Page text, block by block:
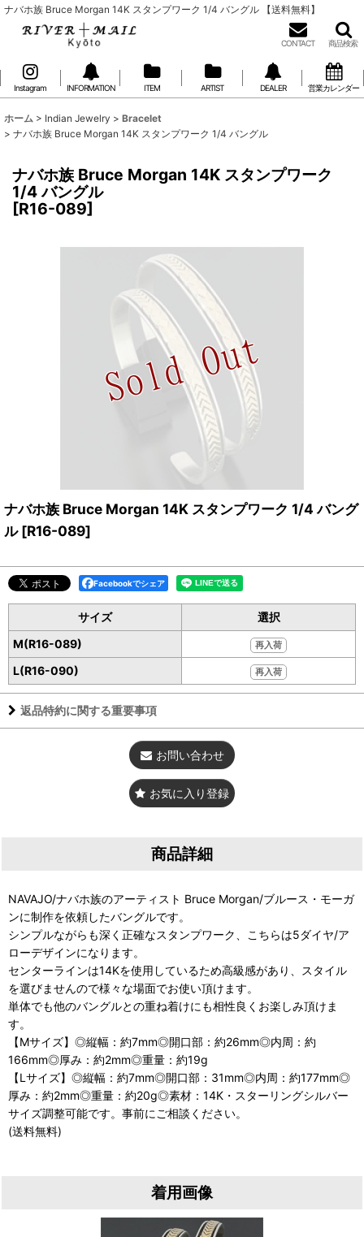
ナバホ族 Bruce Morgan 14K スタンプワーク 1/4 バングル 【送料無料】
CONTACT 商品検索
Instagram INFORMATION ITEM ARTIST DEALER 営業カレンダー
ホーム > Indian Jewelry > Bracelet
> ナバホ族 Bruce Morgan 14K スタンプワーク 1/4 バングル
ナバホ族 Bruce Morgan 14K スタンプワーク
1/4 バングル
[R16-089]
ナバホ族 Bruce Morgan 14K スタンプワーク 1/4 バング
ル [R16-089]
Facebookでシェア
サイズ
選択
M(R16-089)
再入荷
L(R16-090) 再入荷
返品特約に関する重要事項
お問い合わせ
お気に入り登録
商品詳細
NAVAJO/ナバホ族のアーティスト Bruce Morgan/ブルース・モーガ
ンに制作を依頼したバングルです。
シンプルながらも深く正確なスタンプワーク、こちらは5ダイヤ/ア
ローデザインになります。
センターラインは14Kを使用しているため高級感があり、スタイル
を選びませんので様々な場面でお使い頂けます。
単体でも他のバングルとの重ね着けにも相性良くお楽しみ頂けま
す。
【Mサイズ】◎縦幅：約7mm◎開口部：約26mm◎内周：約
166mm◎厚み：約2mm◎重量：約19g
【Lサイズ】◎縦幅：約7mm◎開口部：31mm◎内周：約177mm◎
厚み：約2mm◎重量：約20g◎素材：14K・スターリングシルバー
サイズ調整可能です。事前にご相談ください。
(送料無料)
着用画像